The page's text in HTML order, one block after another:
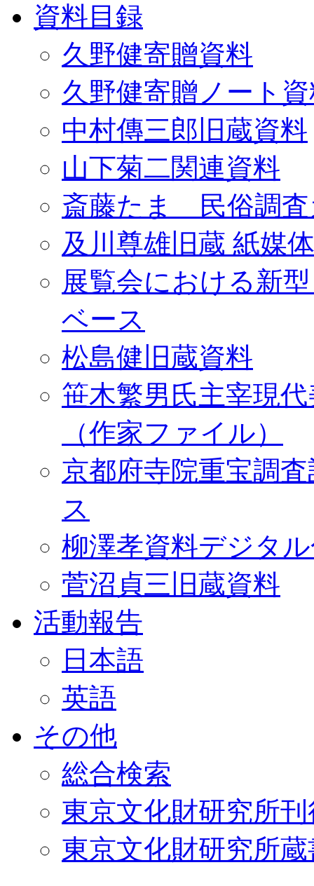
資料目録
久野健寄贈資料
久野健寄贈ノート
中村傳三郎旧蔵資料
山下菊二関連資料
斎藤たま 民俗調査
及川尊雄旧蔵 紙媒
展覧会における新
ベース
松島健旧蔵資料
笹木繁男氏主宰現
（作家ファイル）
京都府寺院重宝調
ス
柳澤孝資料デジタ
菅沼貞三旧蔵資料
活動報告
日本語
英語
その他
総合検索
東京文化財研究所
東京文化財研究所